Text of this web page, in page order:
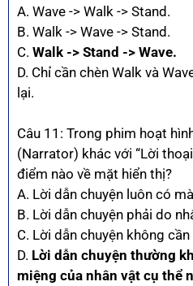
A. Wave -> Walk -> Stand.
B. Walk -> Wave -> Stand.
C. Walk -> Stand -> Wave.
D. Chỉ cần chèn Walk và
lại.
Câu 11: Trong phim hoạt
(Narrator) khác với “Lời
điểm nào về mặt hiển thị?
A. Lời dẫn chuyện luôn có
B. Lời dẫn chuyện phải do
C. Lời dẫn chuyện không
D. Lời dẫn chuyện thường
miệng của nhân vật cụ thể